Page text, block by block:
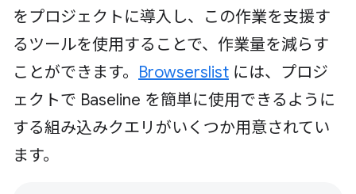
をプロジェクトに導入し、この作業を支援す
るツールを使用することで、作業量を減らす
ことができます。 Browserslist には、プロジ
ェクトで Baseline を簡単に使用できるように
する組み込みクエリがいくつか用意されてい
ます。